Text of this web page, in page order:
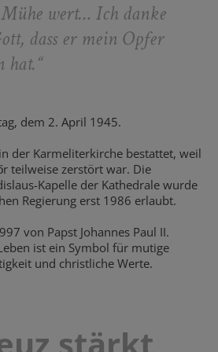
wert… Ich danke
dass er mein Opfer
hat.“
dem 2. April 1945.
der Karmeliterkirche bestattet, weil
teilweise zerstört war. Die
Kapelle der Kathedrale wurde
Regierung erst 1986 erlaubt.
von Papst Johannes Paul II.
ist ein Symbol für mutige
und christliche Werte.